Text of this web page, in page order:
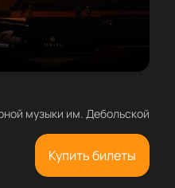
музыки им. Дебольской
Купить билеты